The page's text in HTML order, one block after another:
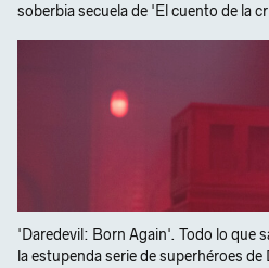
soberbia secuela de 'El cuento de la
'Daredevil: Born Again'. Todo lo que
la estupenda serie de superhéroes de